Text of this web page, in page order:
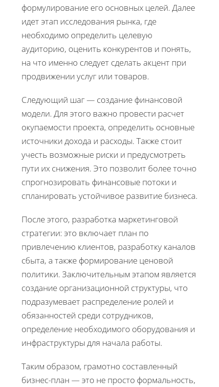
формулирование его основных целей. Далее
идет этап исследования рынка, где
необходимо определить целевую
аудиторию, оценить конкурентов и понять,
на что именно следует сделать акцент при
продвижении услуг или товаров.
Следующий шаг — создание финансовой
модели. Для этого важно провести расчет
окупаемости проекта, определить основные
источники дохода и расходы. Также стоит
учесть возможные риски и предусмотреть
пути их снижения. Это позволит более точно
спрогнозировать финансовые потоки и
спланировать устойчивое развитие бизнеса.
После этого, разработка маркетинговой
стратегии: это включает план по
привлечению клиентов, разработку каналов
сбыта, а также формирование ценовой
политики. Заключительным этапом является
создание организационной структуры, что
подразумевает распределение ролей и
обязанностей среди сотрудников,
определение необходимого оборудования и
инфраструктуры для начала работы.
Таким образом, грамотно составленный
бизнес-план — это не просто формальность,